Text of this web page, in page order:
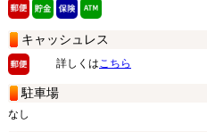
キャッシュレス
詳しくはこちら
駐車場
なし